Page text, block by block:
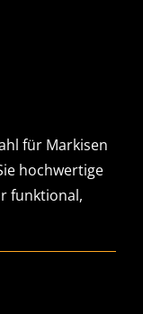
für Markisen
hochwertige
funktional,